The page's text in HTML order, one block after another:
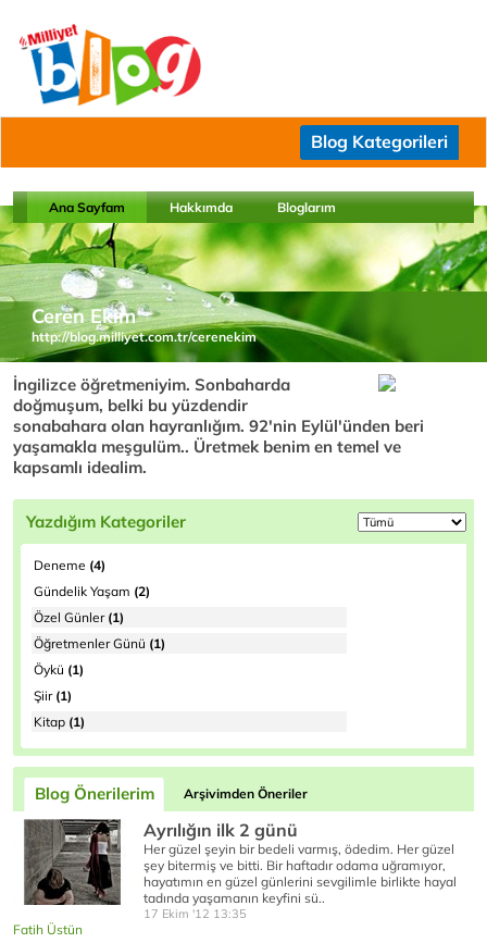
Blog Kategorileri
Ana Sayfam Hakkımda Bloglarım
Ceren Ekim
http://blog.milliyet.com.tr/cerenekim
İngilizce öğretmeniyim. Sonbaharda
doğmuşum, belki bu yüzdendir
sonabahara olan hayranlığım. 92'nin Eylül'ünden beri
yaşamakla meşgulüm.. Üretmek benim en temel ve
kapsamlı idealim.
Yazdığım Kategoriler
Deneme (4)
Gündelik Yaşam (2)
Özel Günler(1)
Öğretmenler Günü (1)
Öykü (1)
Şiir(1)
Kitap (1)
Blog Önerilerim Arşivimden Öneriler
Ayrılığın ilk 2 günü
Her güzel şeyin bir bedeli varmış, ödedim. Her güzel
şey bitermiş ve bitti. Bir haftadır odama uğramıyor,
hayatımın en güzel günlerini sevgilimle birlikte hayal
tadında yaşamanın keyfini sü..
17 Ekim '12 13:35
Fatih Üstün